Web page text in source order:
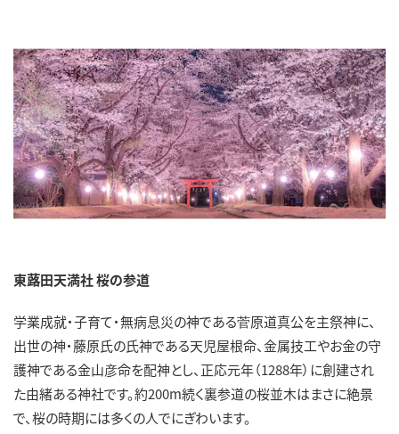
東蕗田天満社 桜の参道
学業成就・子育て・無病息災の神である菅原道真公を主祭神に、
出世の神・藤原氏の氏神である天児屋根命、金属技工やお金の守
護神である金山彦命を配神とし、正応元年（1288年）に創建され
た由緒ある神社です。約200m続く裏参道の桜並木はまさに絶景
で、桜の時期には多くの人でにぎわいます。